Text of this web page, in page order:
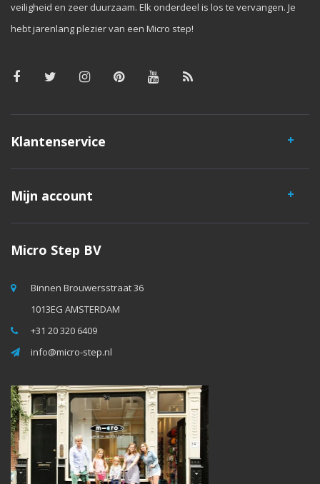
veiligheid en zeer duurzaam. Elk onderdeel is los te vervangen. Je
hebt jarenlang plezier van een Micro step!
Klantenservice
Mijn account
Micro Step BV
Binnen Brouwersstraat 36
1013EG AMSTERDAM
+31 20 320 6409
info@micro-step.nl